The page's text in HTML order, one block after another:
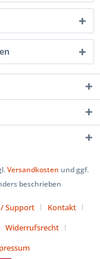
Versandkosten und ggf.
beschrieben
Support
Kontakt
Widerrufsrecht